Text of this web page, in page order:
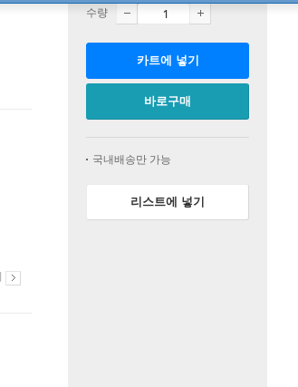
수량
카트에 넣기
바로구매
국내배송만 가능
리스트에 넣기